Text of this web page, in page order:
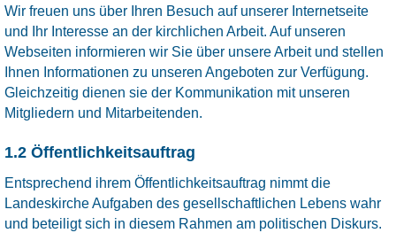
Wir freuen uns über Ihren Besuch auf unserer Internetseite
und Ihr Interesse an der kirchlichen Arbeit. Auf unseren
Webseiten informieren wir Sie über unsere Arbeit und stellen
Ihnen Informationen zu unseren Angeboten zur Verfügung.
Gleichzeitig dienen sie der Kommunikation mit unseren
Mitgliedern und Mitarbeitenden.
1.2 Öffentlichkeitsauftrag
Entsprechend ihrem Öffentlichkeitsauftrag nimmt die
Landeskirche Aufgaben des gesellschaftlichen Lebens wahr
und beteiligt sich in diesem Rahmen am politischen Diskurs.